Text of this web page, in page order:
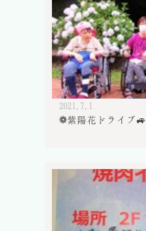
2021.7.1
❁紫陽花ドライブ🚙